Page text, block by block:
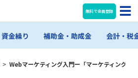
無料で会員登録
資金繰り 補助金・助成金 会計・税
> Webマーケティング入門ー「マーケティング戦